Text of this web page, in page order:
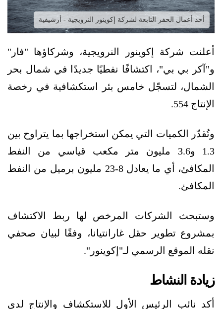
أحد أعمال الحفر التابعة لشركة إكوينور النرويجية - أرشيفية
أعلنت شركة إكوينور النرويجية، وشركاؤها "فار"
و"آكر بي بي"، اكتشافًا نفطيًا جديدًا في شمال بحر
الشمال، لتسجّل خامس بئر استكشافية في رخصة
الإنتاج 554.
وتُقدّر الكميات التي يمكن استخراجها بما يتراوح بين
1.3 و3.6 مليون متر مكعب قياسي من النفط
المكافئ، أي ما يعادل 8-23 مليون برميل من النفط
المكافئ.
وستبحث الشركات المرخص لها ربط الاكتشاف
بمشروع تطوير حقل غارانتيانا، وفقًا لبيان صحفي
نقله الموقع الرسمي لـ"إكوينور".
زيادة النشاط
أكد نائب الرئيس الأول للاستكشاف والإنتاج لدى